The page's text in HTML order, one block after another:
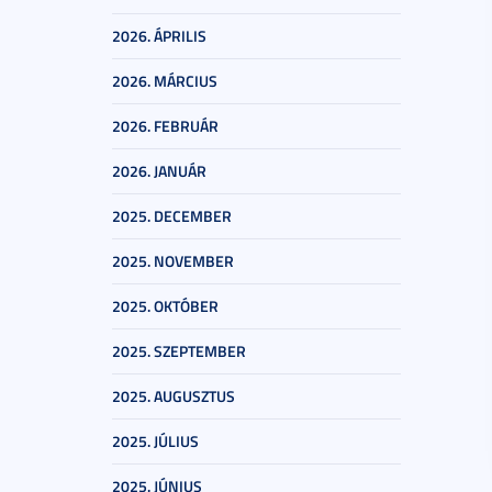
2026. ÁPRILIS
2026. MÁRCIUS
2026. FEBRUÁR
2026. JANUÁR
2025. DECEMBER
2025. NOVEMBER
2025. OKTÓBER
2025. SZEPTEMBER
2025. AUGUSZTUS
2025. JÚLIUS
2025. JÚNIUS